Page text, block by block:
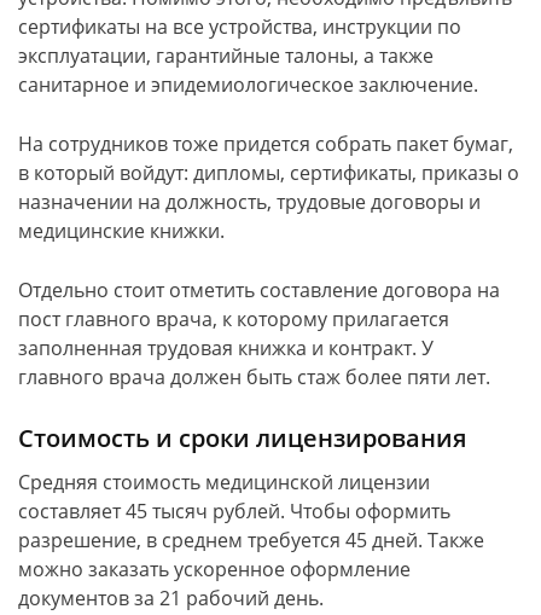
сертификаты на все устройства, инструкции по
эксплуатации, гарантийные талоны, а также
санитарное и эпидемиологическое заключение.
На сотрудников тоже придется собрать пакет бумаг,
в который войдут: дипломы, сертификаты, приказы о
назначении на должность, трудовые договоры и
медицинские книжки.
Отдельно стоит отметить составление договора на
пост главного врача, к которому прилагается
заполненная трудовая книжка и контракт. У
главного врача должен быть стаж более пяти лет.
Стоимость и сроки лицензирования
Средняя стоимость медицинской лицензии
составляет 45 тысяч рублей. Чтобы оформить
разрешение, в среднем требуется 45 дней. Также
можно заказать ускоренное оформление
документов за 21 рабочий день.